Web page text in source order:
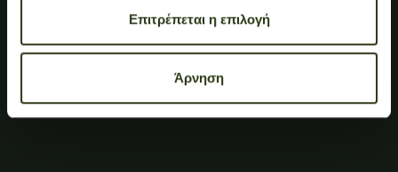
Επιτρέπεται η επιλογή
Άρνηση